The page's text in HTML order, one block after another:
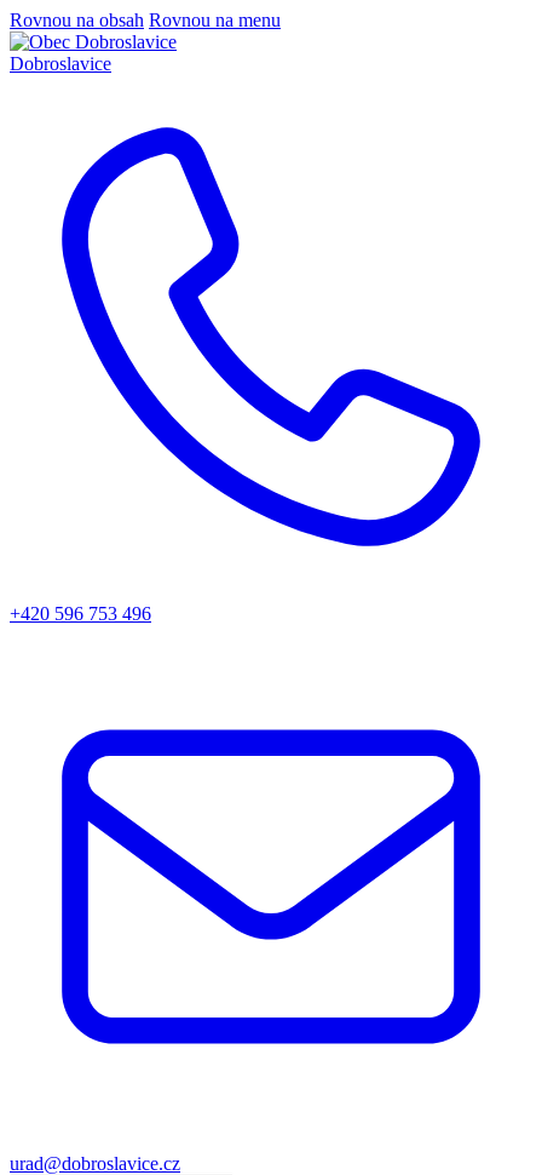
Rovnou na obsah Rovnou na menu
Dobroslavice
+420 596 753 496
urad@dobroslavice.cz